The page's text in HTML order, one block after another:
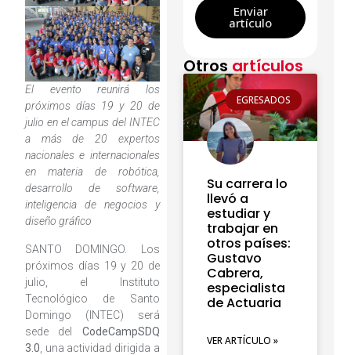
El evento reunirá los
próximos días 19 y 20 de
julio en el campus del INTEC
a más de 20 expertos
nacionales e internacionales
en materia de robótica,
desarrollo de software,
inteligencia de negocios y
diseño gráfico
SANTO DOMINGO. Los
próximos días 19 y 20 de
julio, el Instituto
Tecnológico de Santo
Domingo (INTEC) será
sede del CodeCampSDQ
3.0 , una actividad dirigida a
Enviar
artículo
Otros artículos
EGRESADOS
Su carrera lo
llevó a
estudiar y
trabajar en
otros países:
Gustavo
Cabrera,
especialista
de Actuaria
VER ARTÍCULO »